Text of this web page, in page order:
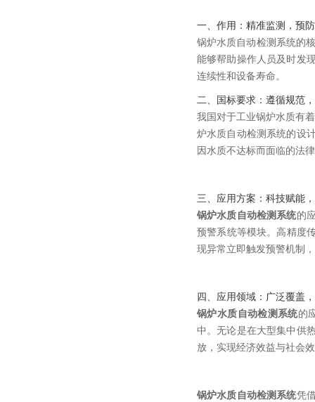
一、作用：精准监测，预
锅炉水质自动检测系统的
能够帮助操作人员及时发
连续性和设备寿命。
二、国标要求：遵循规范
我国对于工业锅炉水质有
炉水质自动检测系统的设
因水质不达标而面临的法
三、应用方案：科技赋能
锅炉水质自动检测系统的
预警系统等模块。高精度
现异常立即触发预警机制
四、应用领域：广泛覆盖
锅炉水质自动检测系统的
中。无论是在大型集中供
放，实现经济效益与社会
锅炉水质自动检测系统凭